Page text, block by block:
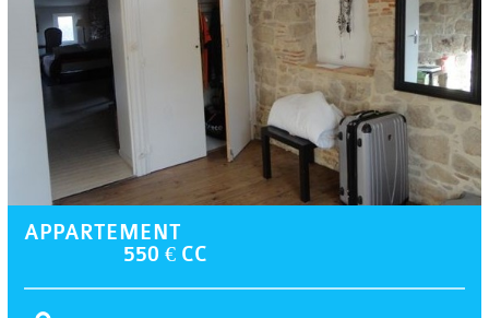
APPARTEMENT
550 € CC